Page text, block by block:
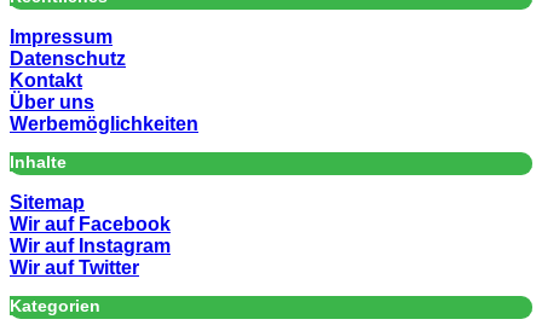
Impressum
Datenschutz
Kontakt
Über uns
Werbemöglichkeiten
Inhalte
Sitemap
Wir auf Facebook
Wir auf Instagram
Wir auf Twitter
Kategorien